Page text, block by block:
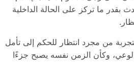
ما تركز على الحالة الداخلية
من مجرد انتظار للحكم إلى تأمل
وكأن الزمن نفسه يصبح جزءًا